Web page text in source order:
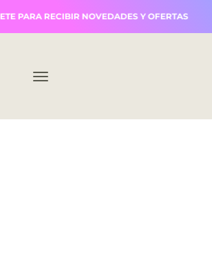
RECIBIR NOVEDADES Y OFERTAS
Abrir menú de navegación